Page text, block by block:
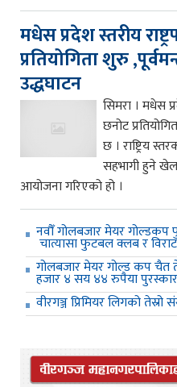
मधेस प्रदेश स्तरीय
प्रतियोगिता शुरु
उद्धघाटन
सिमरा । मधेस
छनोट
छ । राष्ट्रिय
सहभागी हुने
आयोजना गरिएको हो ।
नवौँ गोलबजार मेयर गोल्डकप
चात्यासा फुटबल क्लब र
गोलबजार मेयर गोल्ड कप चैत
हजार ४ सय ४४ रुपैया
वीरगञ्ज प्रिमियर लिगको